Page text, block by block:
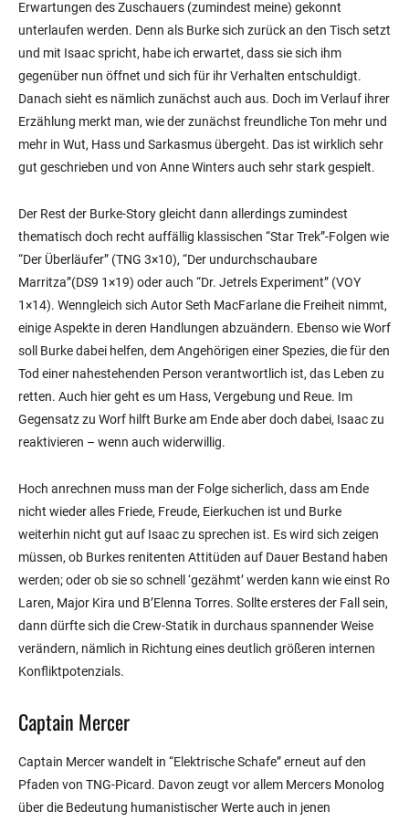
Erwartungen des Zuschauers (zumindest meine) gekonnt
unterlaufen werden. Denn als Burke sich zurück an den Tisch setzt
und mit Isaac spricht, habe ich erwartet, dass sie sich ihm
gegenüber nun öffnet und sich für ihr Verhalten entschuldigt.
Danach sieht es nämlich zunächst auch aus. Doch im Verlauf ihrer
Erzählung merkt man, wie der zunächst freundliche Ton mehr und
mehr in Wut, Hass und Sarkasmus übergeht. Das ist wirklich sehr
gut geschrieben und von Anne Winters auch sehr stark gespielt.
Der Rest der Burke-Story gleicht dann allerdings zumindest
thematisch doch recht auffällig klassischen “Star Trek”-Folgen wie
“Der Überläufer” (TNG 3×10), “Der undurchschaubare
Marritza”(DS9 1×19) oder auch “Dr. Jetrels Experiment” (VOY
1×14). Wenngleich sich Autor Seth MacFarlane die Freiheit nimmt,
einige Aspekte in deren Handlungen abzuändern. Ebenso wie Worf
soll Burke dabei helfen, dem Angehörigen einer Spezies, die für den
Tod einer nahestehenden Person verantwortlich ist, das Leben zu
retten. Auch hier geht es um Hass, Vergebung und Reue. Im
Gegensatz zu Worf hilft Burke am Ende aber doch dabei, Isaac zu
reaktivieren – wenn auch widerwillig.
Hoch anrechnen muss man der Folge sicherlich, dass am Ende
nicht wieder alles Friede, Freude, Eierkuchen ist und Burke
weiterhin nicht gut auf Isaac zu sprechen ist. Es wird sich zeigen
müssen, ob Burkes renitenten Attitüden auf Dauer Bestand haben
werden; oder ob sie so schnell ‘gezähmt’ werden kann wie einst Ro
Laren, Major Kira und B’Elenna Torres. Sollte ersteres der Fall sein,
dann dürfte sich die Crew-Statik in durchaus spannender Weise
verändern, nämlich in Richtung eines deutlich größeren internen
Konfliktpotenzials.
Captain Mercer
Captain Mercer wandelt in “Elektrische Schafe” erneut auf den
Pfaden von TNG-Picard. Davon zeugt vor allem Mercers Monolog
über die Bedeutung humanistischer Werte auch in jenen